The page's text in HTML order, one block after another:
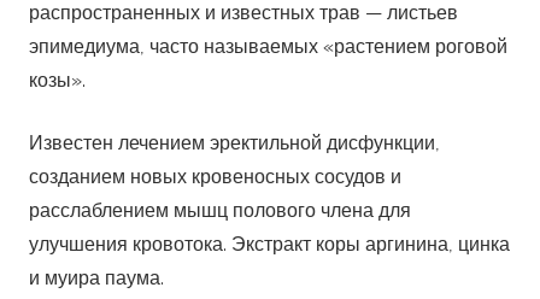
распространенных и известных трав — листьев
эпимедиума, часто называемых «растением роговой
козы».
Известен лечением эректильной дисфункции,
созданием новых кровеносных сосудов и
расслаблением мышц полового члена для
улучшения кровотока. Экстракт коры аргинина, цинка
и муира паума.